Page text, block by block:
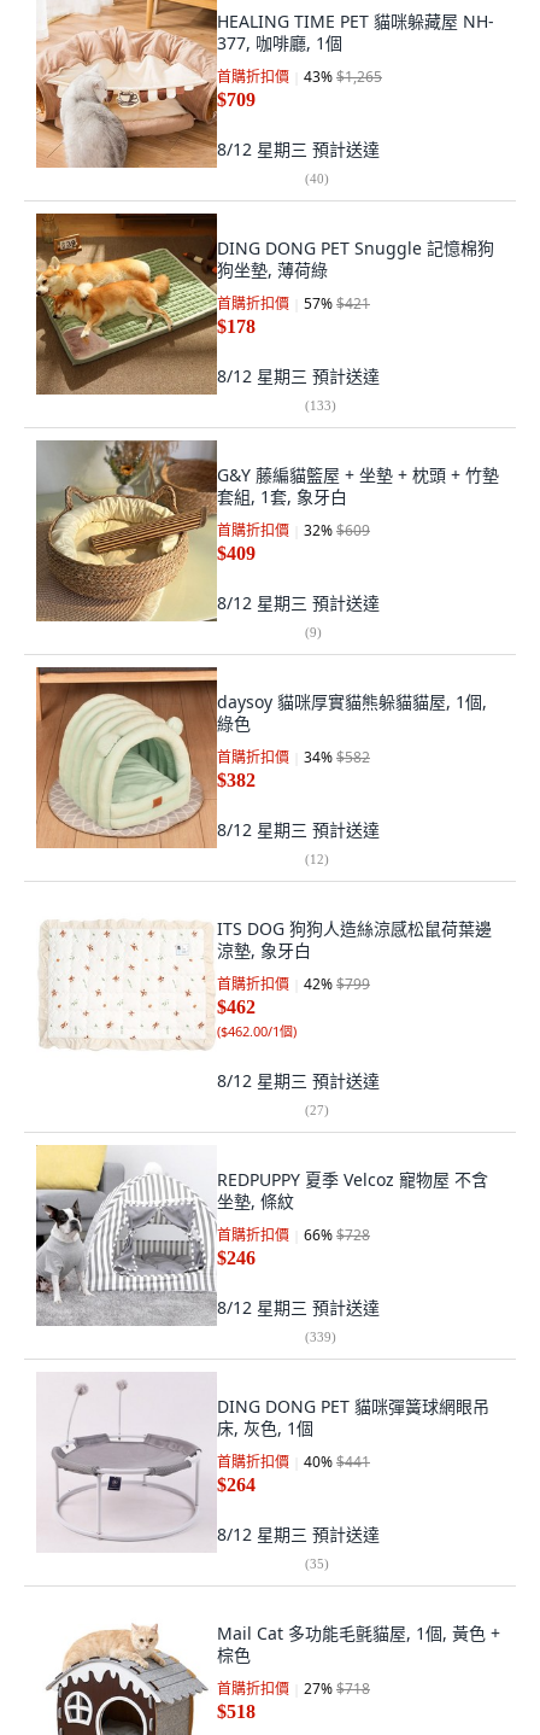
HEALING TIME PET 貓咪躲藏屋 NH-
377, 咖啡廳, 1個
首購折扣價 43%$1,265
$709
8/12 星期三 預計送達
(40)
DING DONG PET Snuggle 記憶棉狗
狗坐墊, 薄荷綠
首購折扣價 57%$421
$178
8/12 星期三 預計送達
(133)
G&Y 藤編貓籃屋 + 坐墊 + 枕頭 + 竹墊
套組, 1套, 象牙白
首購折扣價 32%$609
$409
8/12 星期三 預計送達
(9)
daysoy 貓咪厚實貓熊躲貓貓屋, 1個,
綠色
首購折扣價 34%$582
$382
8/12 星期三 預計送達
(12)
ITS DOG 狗狗人造絲涼感松鼠荷葉邊
涼墊, 象牙白
首購折扣價 42%$799
$462
($462.00/1個)
8/12 星期三 預計送達
(27)
REDPUPPY 夏季 Velcoz 寵物屋 不含
坐墊, 條紋
首購折扣價 66%$728
$246
8/12 星期三 預計送達
(339)
DING DONG PET 貓咪彈簧球網眼吊
床, 灰色, 1個
首購折扣價 40%$441
$264
8/12 星期三 預計送達
(35)
Mail Cat 多功能毛氈貓屋, 1個, 黃色 +
棕色
首購折扣價 27%$718
$518